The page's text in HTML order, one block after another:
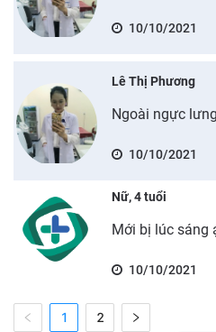
10/10/2021
Lê Thị Phương
Ngoài ngực
10/10/2021
Nữ, 4 tuổi
Mới bị lúc sáng
10/10/2021
1 2